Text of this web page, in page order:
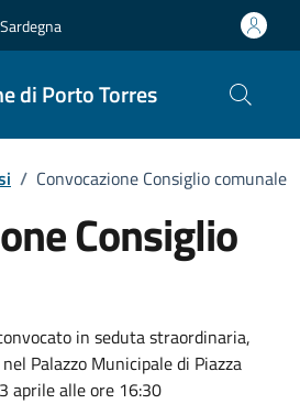
di Porto Torres
/ Convocazione Consiglio comunale
Consiglio
notizia
in seduta straordinaria,
Palazzo Municipale di Piazza
aprile alle ore 16:30